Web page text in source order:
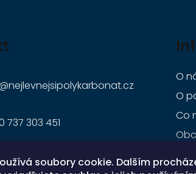
soubory cookie. Dalším
nejlevnejsipolykarbonat.cz
737 303 451
705 263 627
O
O
Co